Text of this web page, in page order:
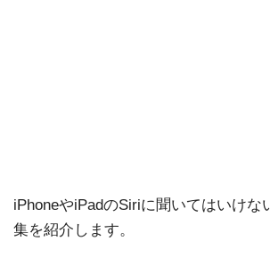
iPhoneやiPadのSiriに聞いてはいけな
集を紹介します。